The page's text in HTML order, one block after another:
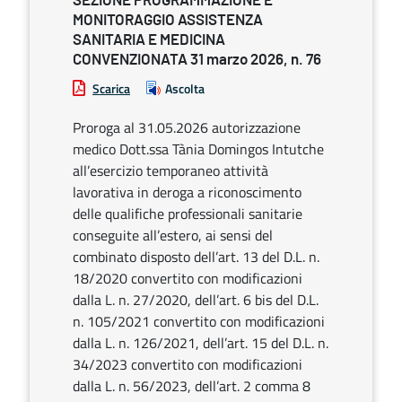
MONITORAGGIO ASSISTENZA
SANITARIA E MEDICINA
CONVENZIONATA 31 marzo 2026, n. 76
Scarica Ascolta
Proroga al 31.05.2026 autorizzazione
medico Dott.ssa Tània Domingos Intutche
all’esercizio temporaneo attività
lavorativa in deroga a riconoscimento
delle qualifiche professionali sanitarie
conseguite all’estero, ai sensi del
combinato disposto dell’art. 13 del D.L. n.
18/2020 convertito con modificazioni
dalla L. n. 27/2020, dell’art. 6 bis del D.L.
n. 105/2021 convertito con modificazioni
dalla L. n. 126/2021, dell’art. 15 del D.L. n.
34/2023 convertito con modificazioni
dalla L. n. 56/2023, dell’art. 2 comma 8